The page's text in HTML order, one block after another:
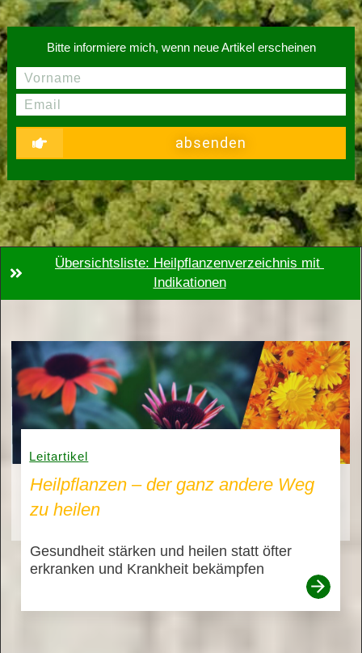
Bitte informiere mich, wenn neue Artikel erscheinen
absenden
Übersichtsliste: Heilpflanzenverzeichnis mit
Indikationen
Leitartikel
Heilpflanzen – der ganz andere Weg
zu heilen
Gesundheit stärken und heilen statt öfter
erkranken und Krankheit bekämpfen